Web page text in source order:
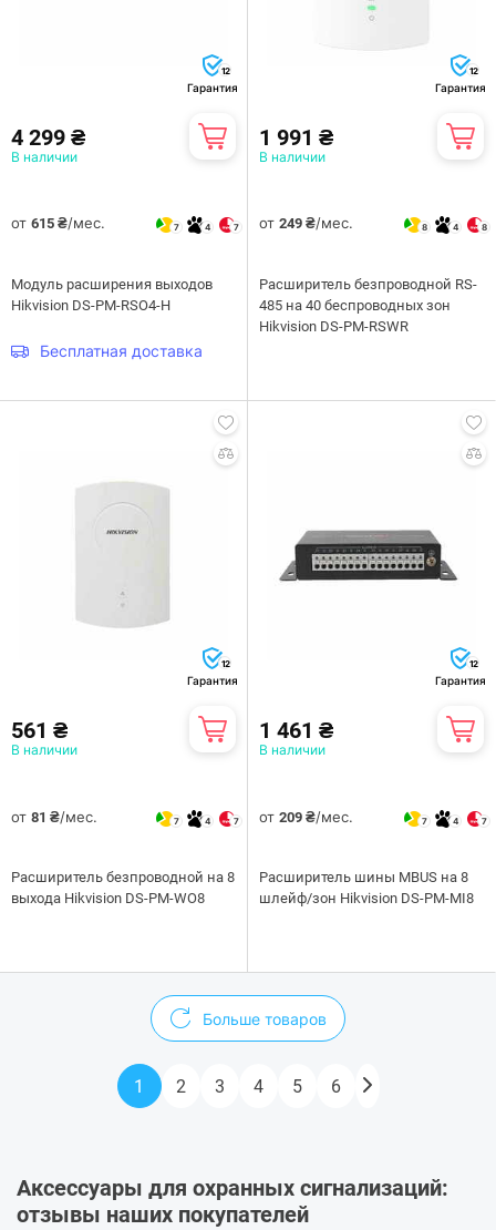
12
Гарантия
4 299 ₴
В наличии
от 615 ₴/мес. 7 4 7
Модуль расширения выходов
Hikvision DS-PM-RSO4-H
Бесплатная доставка
12
Гарантия
1 991 ₴
В наличии
от 249 ₴/мес. 8 4 8
Расширитель безпроводной RS-
485 на 40 беспроводных зон
Hikvision DS-PM-RSWR
12
Гарантия
561 ₴
В наличии
от 81 ₴/мес. 7 4 7
Расширитель безпроводной на 8
выхода Hikvision DS-PM-WO8
12
Гарантия
1 461 ₴
В наличии
от 209 ₴/мес. 7 4 7
Расширитель шины MBUS на 8
шлейф/зон Hikvision DS-PM-MI8
Больше товаров
1 2 3 4 5 6
Аксессуары для охранных сигнализаций:
отзывы наших покупателей